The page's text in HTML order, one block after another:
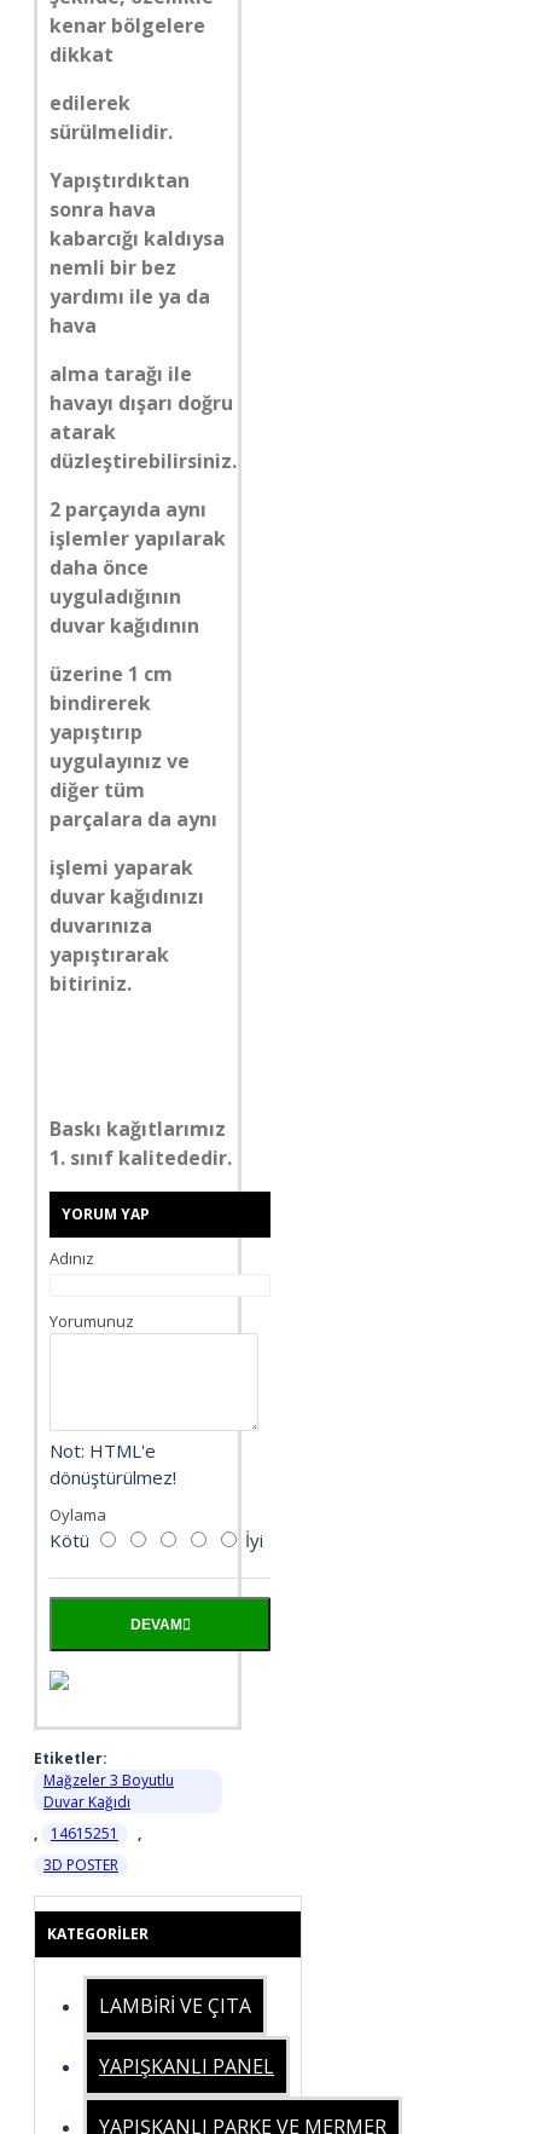
kenar bölgelere
dikkat
edilerek
sürülmelidir.
Yapıştırdıktan
sonra hava
kabarcığı kaldıysa
nemli bir bez
yardımı ile ya da
hava
alma tarağı ile
havayı dışarı doğru
atarak
düzleştirebilirsiniz.
2 parçayıda aynı
işlemler yapılarak
daha önce
uyguladığının
duvar kağıdının
üzerine 1 cm
bindirerek
yapıştırıp
uygulayınız ve
diğer tüm
parçalara da aynı
işlemi yaparak
duvar kağıdınızı
duvarınıza
yapıştırarak
bitiriniz.
Baskı kağıtlarımız
1. sınıf kalitededir.
YORUM YAP
Adınız
Yorumunuz
Not: HTML'e
dönüştürülmez!
Oylama
Kötü İyi
DEVAM
Etiketler:
Mağzeler 3 Boyutlu
Duvar Kağıdı
,
14615251
,
3D POSTER
KATEGORILER
LAMBİRİ VE ÇITA
YAPIŞKANLI PANEL
YAPIŞKANLI PARKE VE MERMER